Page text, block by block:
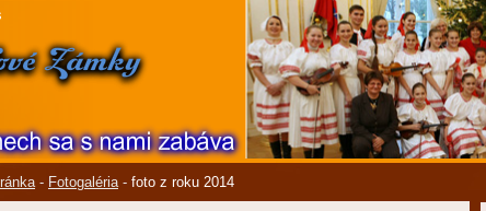
- Fotogaléria - foto z roku 2014